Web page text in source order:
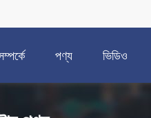
পণ্য ভিডিও